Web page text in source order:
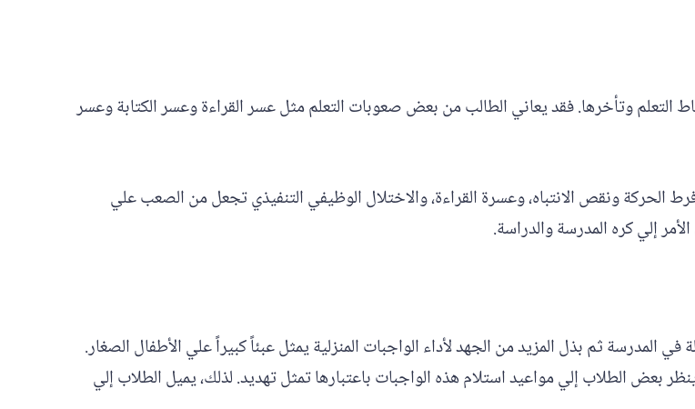
وتأخرها. فقد يعاني الطالب من بعض صعوبات التعلم مثل عسر القراءة وعسر الكتابة وعسر
ونقص الانتباه، وعسرة القراءة، والاختلال الوظيفي التنفيذي تجعل من الصعب علي
إلي كره المدرسة والدراسة.
ثم بذل المزيد من الجهد لأداء الواجبات المنزلية يمثل عبئاً كبيراً علي الأطفال الصغار.
بعض الطلاب إلي مواعيد استلام هذه الواجبات باعتبارها تمثل تهديد. لذلك، يميل الطلاب إلي